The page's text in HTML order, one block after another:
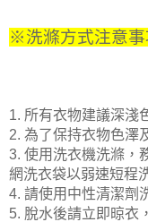
※洗滌方式注意事
1. 所有衣物建議深淺
2. 為了保持衣物色澤
3. 使用洗衣機洗滌，
網洗衣袋以弱速短程
4. 請使用中性清潔劑
5. 脫水後請立即晾衣